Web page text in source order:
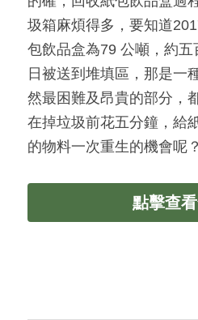
圾箱麻煩得多，要知道
包飲品盒為79 公噸，約
日被送到堆填區，那是一
然最困難及昂貴的部分，
在掉垃圾前花五分鐘，給
的物料一次重生的機會呢
點擊查